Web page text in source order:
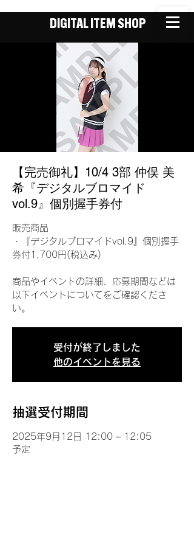
DIGITAL ITEM SHOP
【完売御礼】10/4 3部 仲俣 美
希『デジタルブロマイド
vol.9』個別握手券付
販売商品
・『デジタルブロマイドvol.9』個別握手
券付1,700円(税込み)
商品やイベントの詳細、応募期間などは
以下イベントについてをご確認くださ
い。
受付が終了しました
他のイベントを見る
抽選受付期間
2025年9月12日 12:00 – 12:05
予定